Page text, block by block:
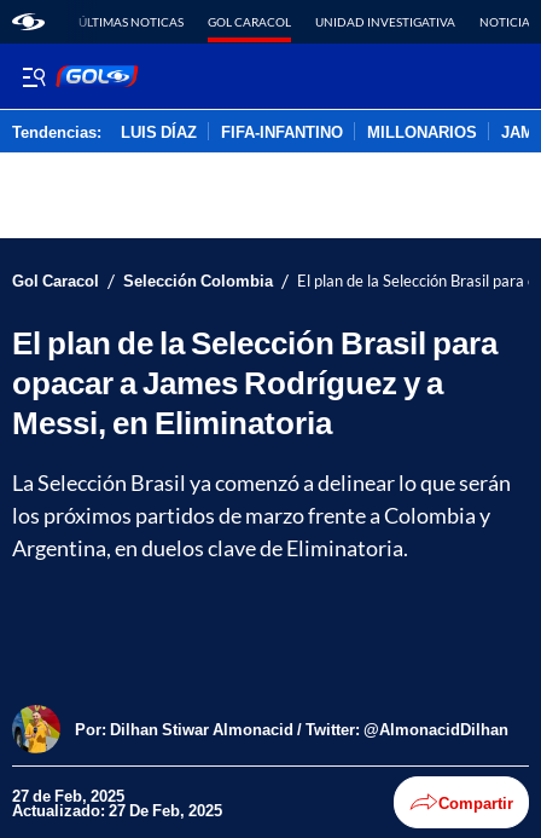
ÚLTIMAS NOTICAS GOL CARACOL UNIDAD INVESTIGATIVA NOTICIAS
Tendencias: LUIS DÍAZ FIFA-INFANTINO MILLONARIOS
Gol Caracol / Selección Colombia / El plan de la Selección Brasil para
El plan de la Selección Brasil para
opacar a James Rodríguez y a
Messi, en Eliminatoria
La Selección Brasil ya comenzó a delinear lo que serán
los próximos partidos de marzo frente a Colombia y
Argentina, en duelos clave de Eliminatoria.
Por: Dilhan Stiwar Almonacid / Twitter: @AlmonacidDilhan
27 de Feb, 2025
Actualizado: 27 De Feb, 2025 Compartir